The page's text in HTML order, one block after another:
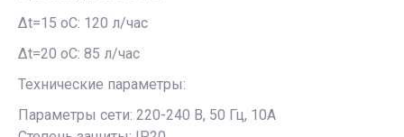
∆t=15 oC: 120 л/час
∆t=20 oC: 85 л/час
Технические параметры:
Параметры сети: 220-240 В, 50 Гц, 10А